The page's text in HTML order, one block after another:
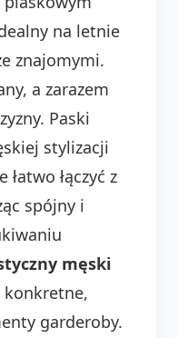
na letnie
znajomymi.
a zarazem
Paski
stylizacji
łączyć z
spójny i
męski
konkretne,
garderoby.